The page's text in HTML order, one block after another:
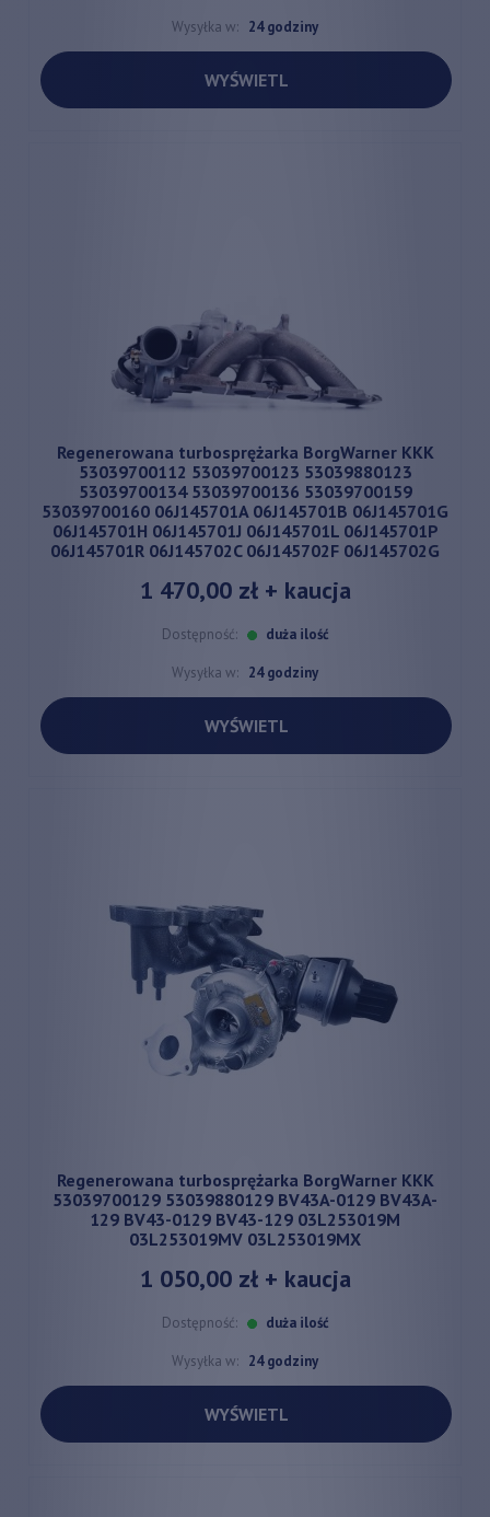
Wysyłka w: 24 godziny
WYŚWIETL
Regenerowana turbosprężarka BorgWarner KKK
53039700112 53039700123 53039880123
53039700134 53039700136 53039700159
53039700160 06J145701A 06J145701B 06J145701G
06J145701H 06J145701J 06J145701L 06J145701P
06J145701R 06J145702C 06J145702F 06J145702G
1 470,00 zł+ kaucja
Dostępność: duża ilość
Wysyłka w: 24 godziny
WYŚWIETL
Regenerowana turbosprężarka BorgWarner KKK
53039700129 53039880129 BV43A-0129 BV43A-
129 BV43-0129 BV43-129 03L253019M
03L253019MV 03L253019MX
1 050,00 zł+ kaucja
Dostępność: duża ilość
Wysyłka w: 24 godziny
WYŚWIETL